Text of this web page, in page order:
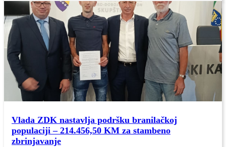
Vlada ZDK nastavlja podršku branilačkoj
populaciji – 214.456,50 KM za stambeno
zbrinjavanje